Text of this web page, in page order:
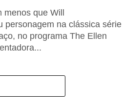
que Will
personagem na clássica série
no programa The Ellen